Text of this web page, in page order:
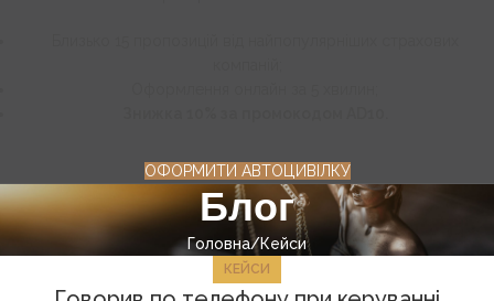
ОФОРМИТИ АВТОЦИВІЛКУ
Блог
Головна Кейси
КЕЙСИ